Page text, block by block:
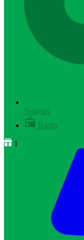
Notícias
Rádio
1